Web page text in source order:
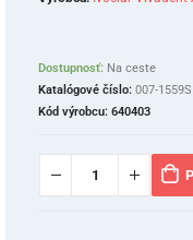
Dostupnosť: Na ceste
Katalógové číslo: 007-1559S
Kód výrobcu: 640403